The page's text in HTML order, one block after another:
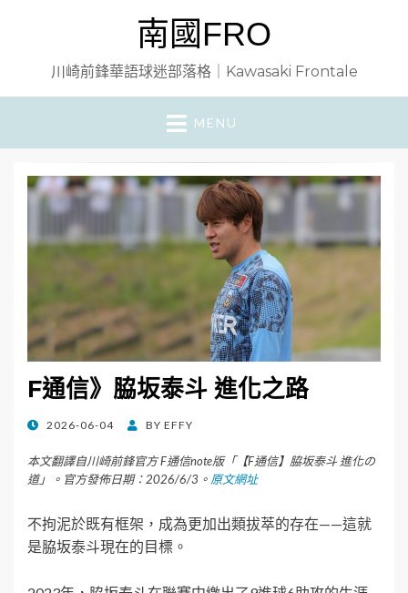
南國FRO
川崎前鋒華語球迷部落格｜Kawasaki Frontale
MENU
F通信》脇坂泰斗 進化之路
POSTED
2026-06-04 BY EFFY
本文翻譯自川崎前鋒官方 F通信note版「【F通信】脇坂泰斗 進化の
道」。官方發佈日期：2026/6/3。 原文網址
不拘泥於既有框架，成為更加出類拔萃的存在——這就
是脇坂泰斗現在的目標。